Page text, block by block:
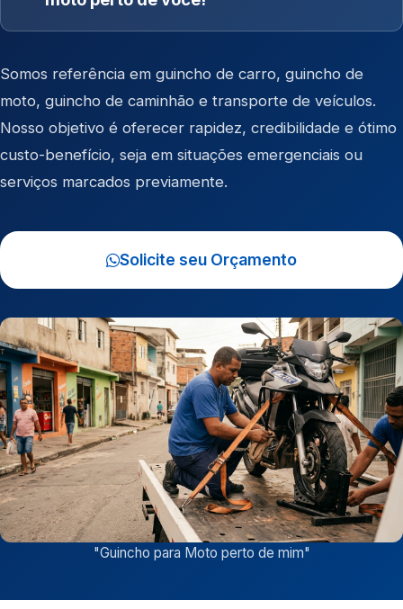
Somos referência em guincho de carro, guincho de
moto, guincho de caminhão e transporte de veículos.
Nosso objetivo é oferecer rapidez, credibilidade e ótimo
custo-benefício, seja em situações emergenciais ou
serviços marcados previamente.
Solicite seu Orçamento
"Guincho para Moto perto de mim"